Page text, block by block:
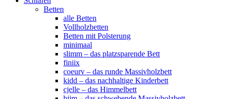
Betten
alle Betten
Vollholzbetten
Betten mit Polsterung
minimaal
slimm – das platzsparende Bett
finiix
coeurv – das runde Massivholzbett
kidd – das nachhaltige Kinderbett
cjelle – das Himmelbett